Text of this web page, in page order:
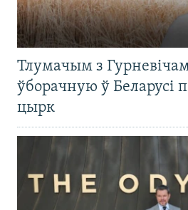
Тлумачым з
ўборачную ў Беларусі
цырк